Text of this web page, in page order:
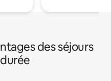
des séjours